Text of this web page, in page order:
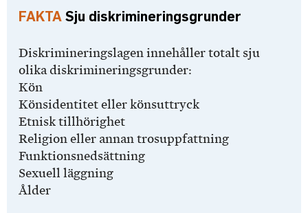
Sju diskrimineringsgrunder
Diskrimineringslagen innehåller totalt sju
olika diskrimineringsgrunder:
Kön
Könsidentitet eller könsuttryck
Etnisk tillhörighet
Religion eller annan trosuppfattning
Funktionsnedsättning
Sexuell läggning
Ålder